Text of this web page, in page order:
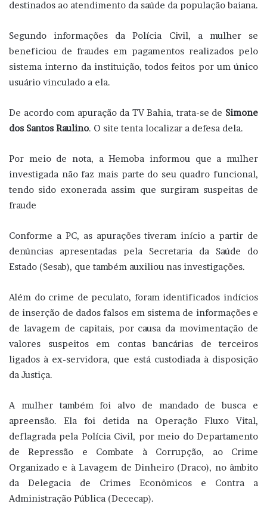
destinados ao atendimento da saúde da população baiana.
Segundo informações da Polícia Civil, a mulher se
beneficiou de fraudes em pagamentos realizados pelo
sistema interno da instituição, todos feitos por um único
usuário vinculado a ela.
De acordo com apuração da TV Bahia, trata-se de Simone
dos Santos Raulino. O site tenta localizar a defesa dela.
Por meio de nota, a Hemoba informou que a mulher
investigada não faz mais parte do seu quadro funcional,
tendo sido exonerada assim que surgiram suspeitas de
fraude
Conforme a PC, as apurações tiveram início a partir de
denúncias apresentadas pela Secretaria da Saúde do
Estado (Sesab), que também auxiliou nas investigações.
Além do crime de peculato, foram identificados indícios
de inserção de dados falsos em sistema de informações e
de lavagem de capitais, por causa da movimentação de
valores suspeitos em contas bancárias de terceiros
ligados à ex-servidora, que está custodiada à disposição
da Justiça.
A mulher também foi alvo de mandado de busca e
apreensão. Ela foi detida na Operação Fluxo Vital,
deflagrada pela Polícia Civil, por meio do Departamento
de Repressão e Combate à Corrupção, ao Crime
Organizado e à Lavagem de Dinheiro (Draco), no âmbito
da Delegacia de Crimes Econômicos e Contra a
Administração Pública (Dececap).